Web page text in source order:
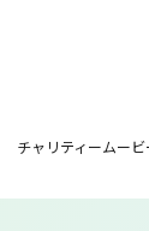
チャリティームービ